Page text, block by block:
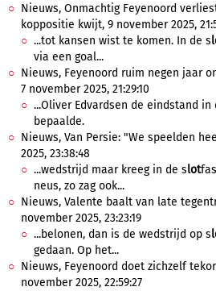
Nieuws, Onmachtig Feyenoord
koppositie kwijt, 9 november 2025,
...tot kansen wist te komen. In de s
via een goal...
Nieuws, Feyenoord ruim negen jaar
7 november 2025, 21:29:10
...Oliver Edvardsen de eindstand in
bepaalde.
Nieuws, Van Persie: "We speelden
2025, 23:38:48
...wedstrijd maar kreeg in de slot
neus, zo zag ook...
Nieuws, Valente baalt van late
november 2025, 23:23:19
...belonen, dan is de wedstrijd op s
gedaan. Op het...
Nieuws, Feyenoord doet zichzelf
november 2025, 22:59:27